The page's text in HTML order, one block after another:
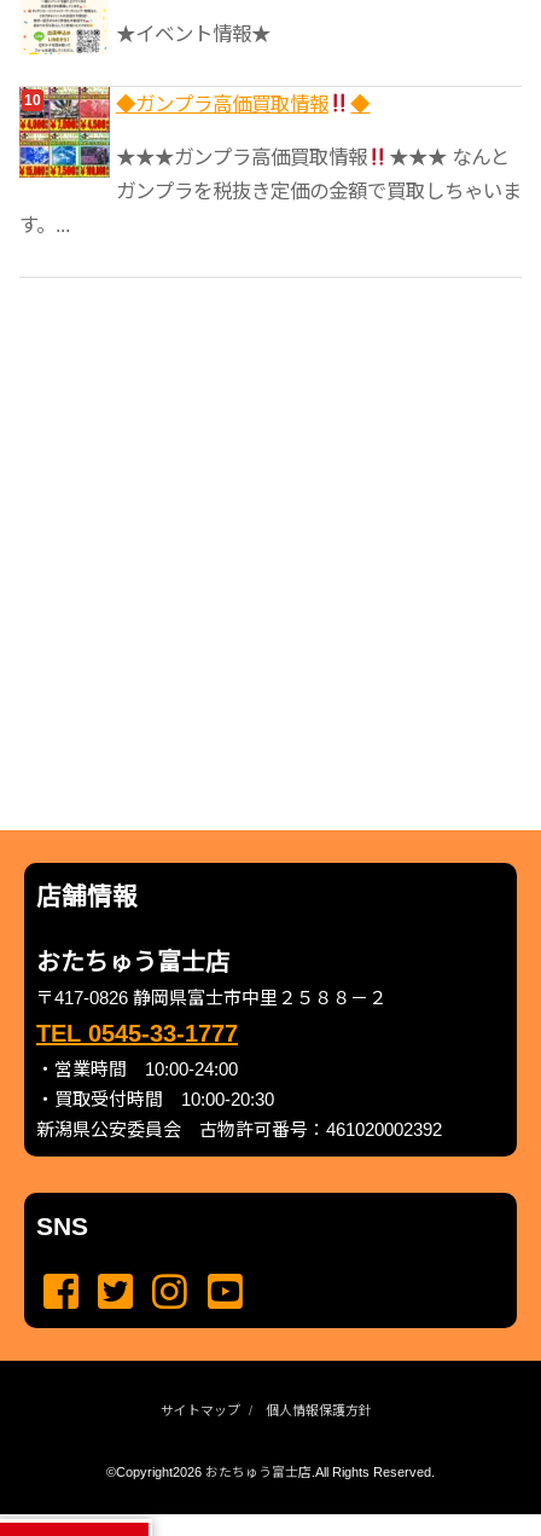
★イベント情報★
◆ガンプラ高価買取情報 ◆
★★★ガンプラ高価買取情報
★★★ なんと
ガンプラを税抜き定価の金額で買取しちゃいま
す。...
店舗情報
おたちゅう富士店
〒417-0826 静岡県富士市中里２５８８－２
TEL 0545-33-1777
・営業時間 10:00-24:00
・買取受付時間 10:00-20:30
新潟県公安委員会 古物許可番号：461020002392
SNS
サイトマップ 個人情報保護方針
©Copyright2026 おたちゅう富士店.All Rights Reserved.